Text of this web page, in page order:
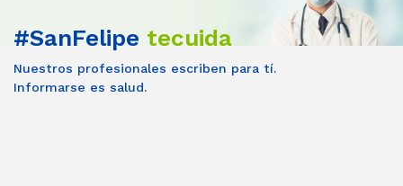
#SanFelipe tecuida
Nuestros profesionales escriben para tí.
Informarse es salud.